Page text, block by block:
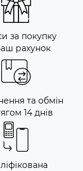
за покупку
рахунок
та обмін
14 днів